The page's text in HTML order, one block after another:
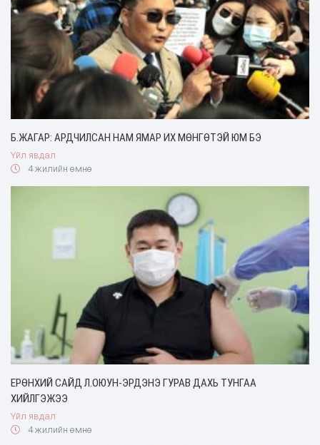
Б.ЖАГАР: АРДЧИЛСАН НАМ ЯМАР ИХ МӨНГӨТЭЙ ЮМ БЭ
Үйл явдал
4 жилийн өмнө
ЕРӨНХИЙ САЙД Л.ОЮУН-ЭРДЭНЭ ГУРАВ ДАХЬ ТУНГАА
ХИЙЛГЭЖЭЭ
Үйл явдал
4 жилийн өмнө